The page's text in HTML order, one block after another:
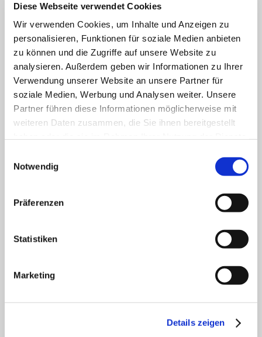
Diese Webseite verwendet Cookies
Wir verwenden Cookies, um Inhalte und Anzeigen zu
personalisieren, Funktionen für soziale Medien anbieten
zu können und die Zugriffe auf unsere Website zu
analysieren. Außerdem geben wir Informationen zu Ihrer
Verwendung unserer Website an unsere Partner für
soziale Medien, Werbung und Analysen weiter. Unsere
Partner führen diese Informationen möglicherweise mit
weiteren Daten zusammen, die Sie ihnen bereitgestellt
Notwendig
Präferenzen
Statistiken
Marketing
Details zeigen
Anfangsunterricht
Silben lesen
Mathematik
Anfangsunterricht
Zahlenraum bis 10
Zahlenraum 100
Farben und Formen
Geld
Größen
Sachunterricht
Englisch
Deutsch
Sachunterricht
Mathematik